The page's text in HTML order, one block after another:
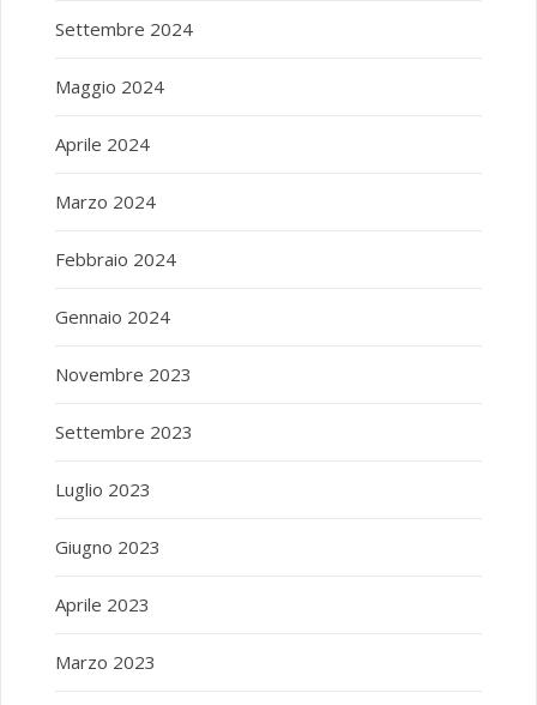
Settembre 2024
Maggio 2024
Aprile 2024
Marzo 2024
Febbraio 2024
Gennaio 2024
Novembre 2023
Settembre 2023
Luglio 2023
Giugno 2023
Aprile 2023
Marzo 2023